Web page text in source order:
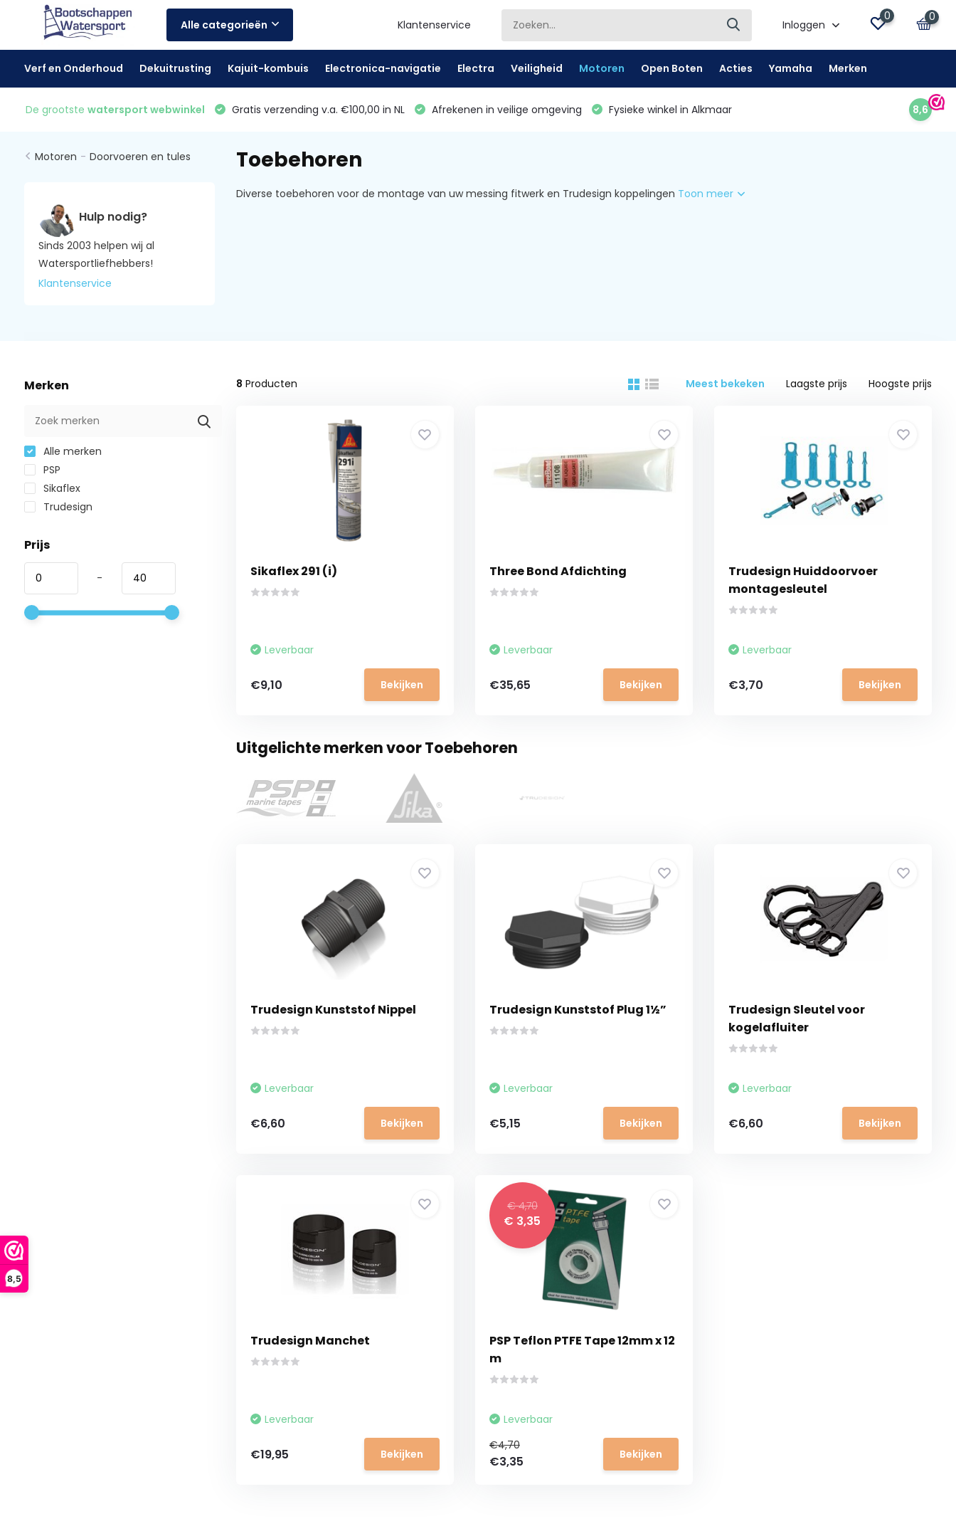
8,5
Alle categorieën Klantenservice Inloggen
0 0
Verf en Onderhoud Dekuitrusting Kajuit-kombuis Electronica-navigatie Electra Veiligheid Motoren Open Boten Acties Yamaha Merken
De grootste watersport webwinkel Gratis verzending v.a. €100,00 in NL Afrekenen in veilige omgeving Fysieke winkel in Alkmaar 8,6
Motoren - Doorvoeren en tules
Hulp nodig?
Sinds 2003 helpen wij al
Watersportliefhebbers!
Klantenservice
Toebehoren
Diverse toebehoren voor de montage van uw messing fitwerk en Trudesign koppelingen Toon meer
Merken
Alle merken
PSP
Sikaflex
Trudesign
Prijs
-
8 Producten Meest bekeken Laagste prijs Hoogste prijs
Sikaflex 291 (i)
Leverbaar
€9,10 Bekijken
Three Bond Afdichting
Leverbaar
€35,65 Bekijken
Trudesign Huiddoorvoer
montagesleutel
Leverbaar
€3,70 Bekijken
Uitgelichte merken voor Toebehoren
Trudesign Kunststof Nippel
Leverbaar
€6,60 Bekijken
Trudesign Kunststof Plug 1½”
Leverbaar
€5,15 Bekijken
Trudesign Sleutel voor
kogelafluiter
Leverbaar
€6,60 Bekijken
Trudesign Manchet
Leverbaar
€19,95 Bekijken
€ 4,70
€ 3,35
PSP Teflon PTFE Tape 12mm x 12
m
Leverbaar
€4,70
€3,35 Bekijken